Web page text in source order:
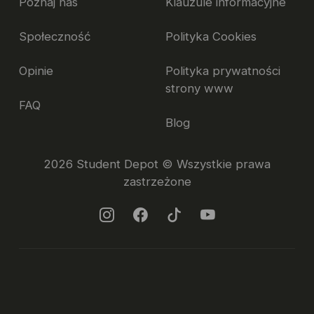
+
Co zrobić, jeśli coś w pokoju przestanie działać?
Czy dostępna jest usługa sprzątania pokoju?
Czy mogę podnająć pokój, jeśli wyjeżdżam na jakiś czas?
Społeczność
Opinie
FAQ
Polityka Cookies
Polityka prywatności
strony www
Blog
2026 Student Depot © Wszystkie prawa
zastrzeżone